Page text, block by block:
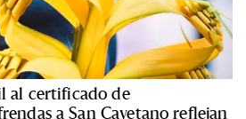
al certificado de
a San Cayetano reflejan